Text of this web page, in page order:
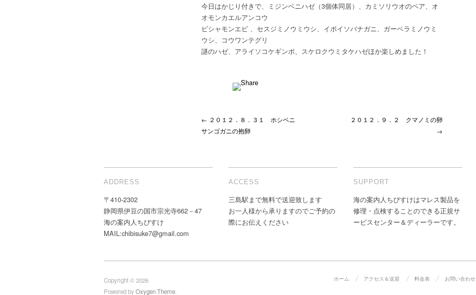
ニ
キ
登
今日はかじり付きで、ミジンベニハゼ（3個体同居）、カミソリウオのペア、オ
オモンカエルアンコウ
ビシャモンエビ 、セスジミノウミウシ、イボイソバナガニ、ガーベラミノウミ
ウシ、コウワンテグリ
謎のハゼ、アライソコケギンポ、スケロクウミタケハゼほか楽しめました！
← ２０１２．８．３１ ホシベニ
サンゴガニの抱卵
２０１２．９．２ クマノミの卵
→
ADDRESS
〒410-2302
静岡県伊豆の国市宗光寺662－47
海の案内人ちびすけ
MAIL:chibisuke7@gmail.com
ACCESS
三島駅まで無料で送迎致します
お一人様から承りますのでご予約の
際にお伝えください
SUPPORT
海の案内人ちびすけはマレス製品を
修理・点検することのできる正規サ
ービスセンター＆ディーラーです。
Copyright © 2026
Powered byOxygen Theme
ホーム アクセス＆送迎 料金表 お問い合わせ